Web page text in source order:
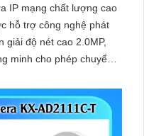
IP mạng chất lượng cao
hỗ trợ công nghệ phát
giải độ nét cao 2.0MP,
minh cho phép chuyển
đêm một cách linh